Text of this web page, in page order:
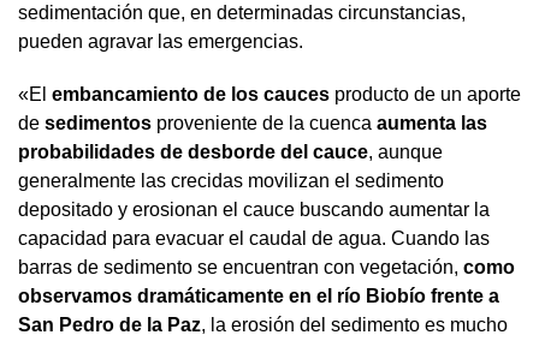
sedimentación que, en determinadas circunstancias,
pueden agravar las emergencias.
«El embancamiento de los cauces producto de un aporte
de sedimentos proveniente de la cuenca aumenta las
probabilidades de desborde del cauce, aunque
generalmente las crecidas movilizan el sedimento
depositado y erosionan el cauce buscando aumentar la
capacidad para evacuar el caudal de agua. Cuando las
barras de sedimento se encuentran con vegetación, como
observamos dramáticamente en el río Biobío frente a
San Pedro de la Paz, la erosión del sedimento es mucho